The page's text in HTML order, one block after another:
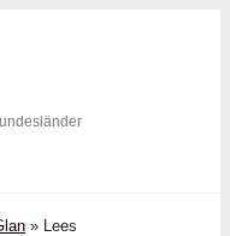
» Lees